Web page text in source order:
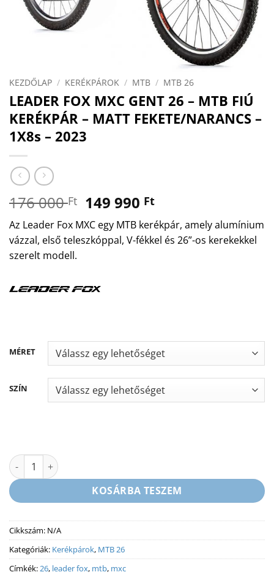
KEZDŐLAP / KERÉKPÁROK / MTB / MTB 26
LEADER FOX MXC GENT 26 – MTB FIÚ
KERÉKPÁR – MATT FEKETE/NARANCS –
1X8s – 2023
176 000Ft Original
price
was:
176
149 990 FtCurrent
price
is:
149
Az Leader Fox MXC egy MTB kerékpár, amely alumínium
vázzal, első teleszkóppal, V-fékkel és 26”-os kerekekkel
szerelt modell.
MÉRET
SZÍN
LEADER FOX MXC GENT 26 - MTB FIÚ KERÉKPÁR - MATT
KOSÁRBA TESZEM
Cikkszám: N/A
Kategóriák: Kerékpárok, MTB 26
Címkék:26, leader fox, mtb, mxc